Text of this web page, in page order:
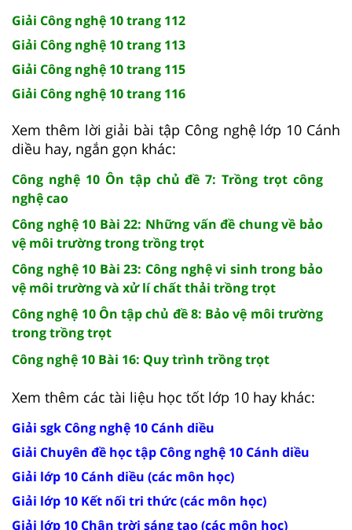
Giải Công nghệ 10 trang 112
Giải Công nghệ 10 trang 113
Giải Công nghệ 10 trang 115
Giải Công nghệ 10 trang 116
Xem thêm lời giải bài tập Công nghệ lớp 10 Cánh
diều hay, ngắn gọn khác:
Công nghệ 10 Ôn tập chủ đề 7: Trồng trọt công
nghệ cao
Công nghệ 10 Bài 22: Những vấn đề chung về bảo
vệ môi trường trong trồng trọt
Công nghệ 10 Bài 23: Công nghệ vi sinh trong bảo
vệ môi trường và xử lí chất thải trồng trọt
Công nghệ 10 Ôn tập chủ đề 8: Bảo vệ môi trường
trong trồng trọt
Công nghệ 10 Bài 16: Quy trình trồng trọt
Xem thêm các tài liệu học tốt lớp 10 hay khác:
Giải sgk Công nghệ 10 Cánh diều
Giải Chuyên đề học tập Công nghệ 10 Cánh diều
Giải lớp 10 Cánh diều (các môn học)
Giải lớp 10 Kết nối tri thức (các môn học)
Giải lớp 10 Chân trời sáng tạo (các môn học)